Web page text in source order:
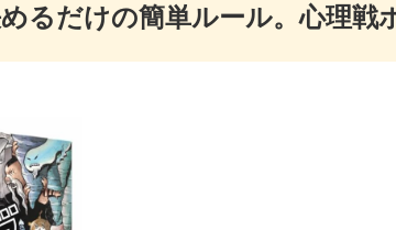
るだけの簡単ルール。心理戦